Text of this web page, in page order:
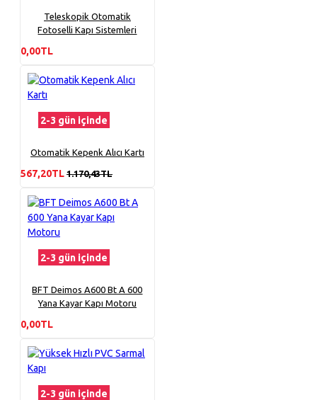
Teleskopik Otomatik
Fotoselli Kapı Sistemleri
0,00TL
2-3 gün içinde
Otomatik Kepenk Alıcı Kartı
567,20TL 1.170,43TL
2-3 gün içinde
BFT Deimos A600 Bt A 600
Yana Kayar Kapı Motoru
0,00TL
2-3 gün içinde